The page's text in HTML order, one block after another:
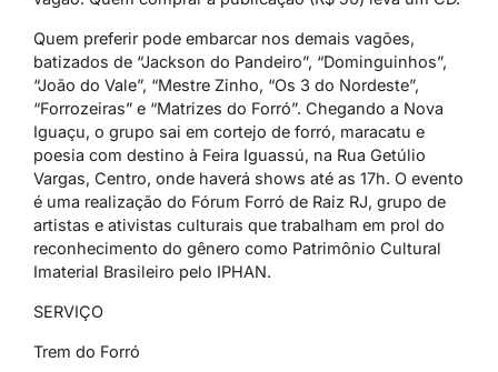
Quem preferir pode embarcar nos demais vagões,
batizados de “Jackson do Pandeiro”, “Dominguinhos”,
“João do Vale”, “Mestre Zinho, “Os 3 do Nordeste”,
“Forrozeiras” e “Matrizes do Forró”. Chegando a Nova
Iguaçu, o grupo sai em cortejo de forró, maracatu e
poesia com destino à Feira Iguassú, na Rua Getúlio
Vargas, Centro, onde haverá shows até as 17h. O evento
é uma realização do Fórum Forró de Raiz RJ, grupo de
artistas e ativistas culturais que trabalham em prol do
reconhecimento do gênero como Patrimônio Cultural
Imaterial Brasileiro pelo IPHAN.
SERVIÇO
Trem do Forró